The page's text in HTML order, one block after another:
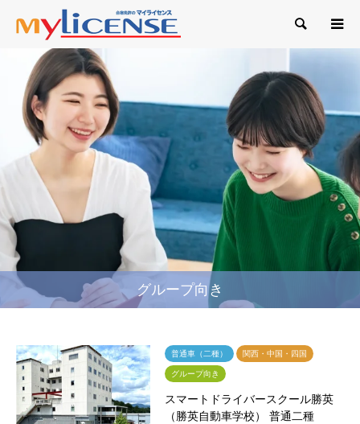
検索
グループ向き
普通車（二種）
関西・中国・四国
グループ向き
スマートドライバースクール勝英
（勝英自動車学校） 普通二種